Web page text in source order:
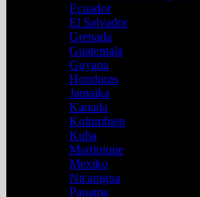
Ecuador
El Salvador
Grenada
Guatemala
Guyana
Honduras
Jamaika
Kanada
Kolumbien
Kuba
Martinique
Mexiko
Nicaragua
Panama